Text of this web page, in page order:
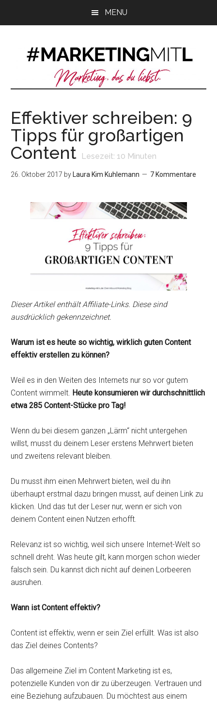
MENU
Effektiver schreiben: 9
Tipps für großartigen
Content
Lesezeit: 10 Minuten
26. Oktober 2017 by Laura Kim Kuhlemann 7 Kommentare
Dieser Artikel enthält Affiliate-Links. Diese sind
ausdrücklich gekennzeichnet.
Warum ist es heute so wichtig, wirklich guten Content
effektiv erstellen zu können?
Weil es in den Weiten des Internets nur so vor gutem
Content wimmelt. Heute konsumieren wir durchschnittlich
etwa 285 Content-Stücke pro Tag!
Wenn du bei diesem ganzen „Lärm“ nicht untergehen
willst, musst du deinem Leser erstens Mehrwert bieten
und zweitens relevant bleiben.
Du musst ihm einen Mehrwert bieten, weil du ihn
überhaupt erstmal dazu bringen musst, auf deinen Link zu
klicken. Und das tut der Leser nur, wenn er sich von
deinem Content einen Nutzen erhofft.
Relevanz ist so wichtig, weil sich unsere Internet-Welt so
schnell dreht. Was heute gilt, kann morgen schon wieder
falsch sein. Du kannst dich nicht auf deinen Lorbeeren
ausruhen.
Wann ist Content effektiv?
Content ist effektiv, wenn er sein Ziel erfüllt. Was ist also
das Ziel deines Contents?
Das allgemeine Ziel im Content Marketing ist es,
potenzielle Kunden von dir zu überzeugen. Vertrauen und
eine Beziehung aufzubauen. Du möchtest aus einem